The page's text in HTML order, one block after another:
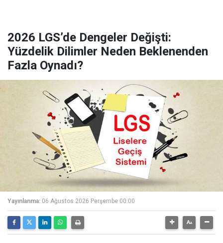
2026 LGS’de Dengeler Değişti:
Yüzdelik Dilimler Neden Beklenenden
Fazla Oynadı?
Yayınlanma: 06 Ağustos 2026 Perşembe 00:00